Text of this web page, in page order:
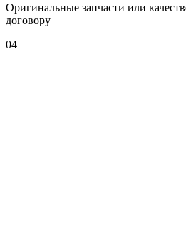
Оригинальные запчасти или
договору
04